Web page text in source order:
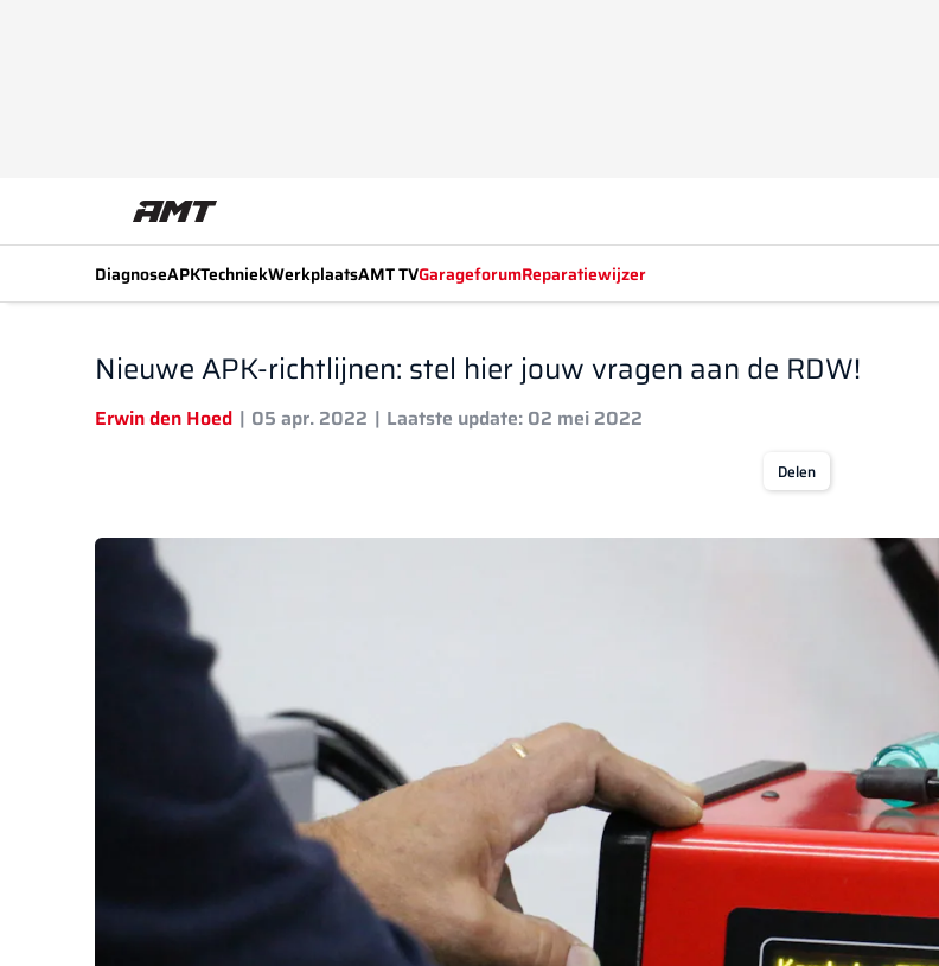
DiagnoseAPKTechniekWerkplaatsAMT TVGarageforumReparatiewijzer
Nieuwe APK-richtlijnen: stel hier jouw vragen aan de RDW!
Erwin den Hoed 05 apr. 2022 Laatste update: 02 mei 2022
Delen